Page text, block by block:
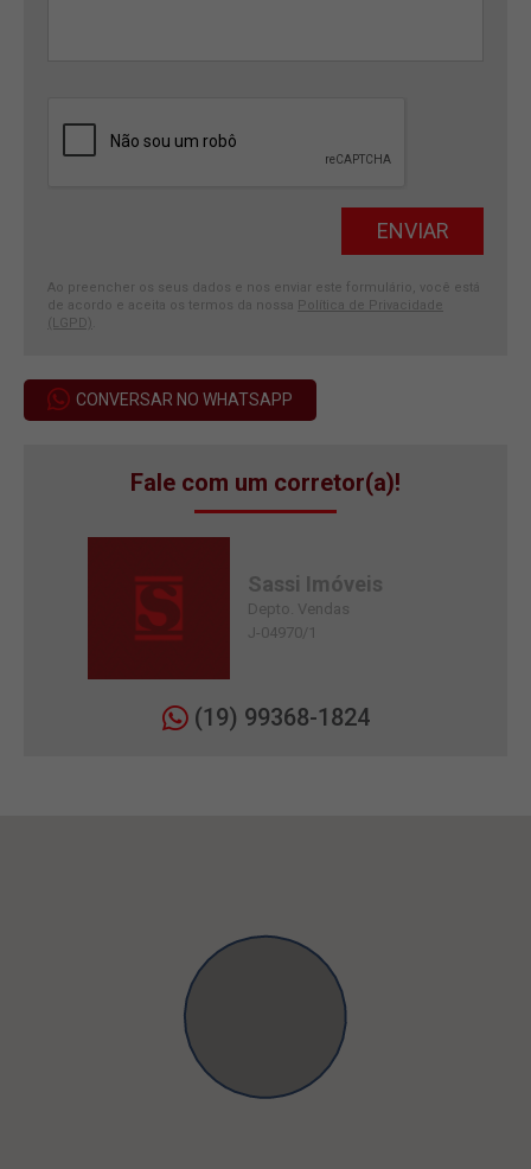
Ao preencher os seus dados e nos enviar este formulário, você está
de acordo e aceita os termos da nossa Política de Privacidade
(LGPD)
CONVERSAR NO WHATSAPP
Fale com um corretor(a)!
Sassi Imóveis
Depto. Vendas
J-04970/1
(19) 99368-1824